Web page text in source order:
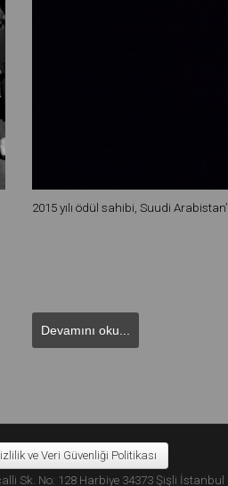
2015 yılı ödül sahibi, Suudi
Devamını oku...
ve Veri Güvenliği Politikası
Sk. No: 128 Harbiye 34373 Şişli İstanbul